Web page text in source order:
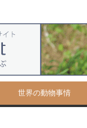
世界の動物事情